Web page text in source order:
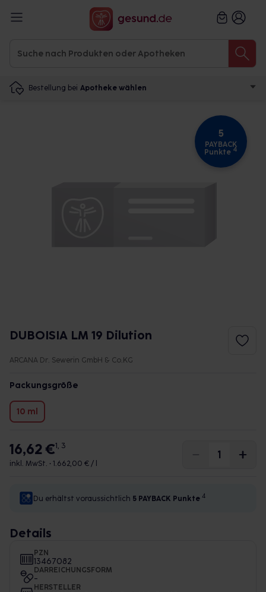
Bestellung bei Apotheke wählen
5
PAYBACK
Punkte 4
DUBOISIA LM 19 Dilution
ARCANA Dr. Sewerin GmbH & Co.KG
Packungsgröße
10 ml
16,62 €1, 3
inkl. MwSt. • 1.662,00 € / l
Du erhältst voraussichtlich 5 PAYBACK Punkte 4
Details
PZN
13467082
DARREICHUNGSFORM
-
HERSTELLER